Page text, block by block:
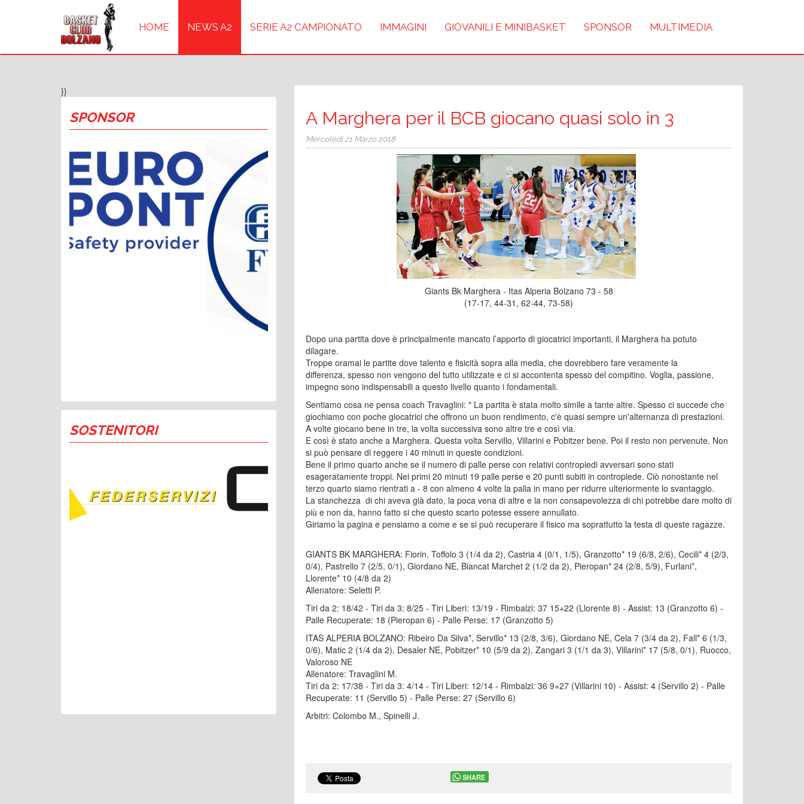
HOME NEWS A2 SERIE A2 CAMPIONATO IMMAGINI GIOVANILI E MINIBASKET SPONSOR MULTIMEDIA
}}
SPONSOR
SOSTENITORI
A Marghera per il BCB giocano quasi solo in 3
Mercoledì 21 Marzo 2018
Giants Bk Marghera - Itas Alperia Bolzano 73 - 58
(17-17, 44-31, 62-44, 73-58)
Dopo una partita dove è principalmente mancato l’apporto di giocatrici importanti, il Marghera ha potuto
dilagare.
Troppe oramai le partite dove talento e fisicità sopra alla media, che dovrebbero fare veramente la
differenza, spesso non vengono del tutto utilizzate e ci si accontenta spesso del compitino. Voglia, passione,
impegno sono indispensabili a questo livello quanto i fondamentali.
Sentiamo cosa ne pensa coach Travaglini: " La partita è stata molto simile a tante altre. Spesso ci succede che
giochiamo con poche giocatrici che offrono un buon rendimento, c'è quasi sempre un'alternanza di prestazioni.
A volte giocano bene in tre, la volta successiva sono altre tre e così via.
E così è stato anche a Marghera. Questa volta Servillo, Villarini e Pobitzer bene. Poi il resto non pervenute. Non
si può pensare di reggere i 40 minuti in queste condizioni.
Bene il primo quarto anche se il numero di palle perse con relativi contropiedi avversari sono stati
esageratamente troppi. Nei primi 20 minuti 19 palle perse e 20 punti subiti in contropiede. Ciò nonostante nel
terzo quarto siamo rientrati a - 8 con almeno 4 volte la palla in mano per ridurre ulteriormente lo svantaggio.
La stanchezza di chi aveva già dato, la poca vena di altre e la non consapevolezza di chi potrebbe dare molto di
più e non da, hanno fatto si che questo scarto potesse essere annullato.
Giriamo la pagina e pensiamo a come e se si può recuperare il fisico ma soprattutto la testa di queste ragazze.
GIANTS BK MARGHERA: Fiorin, Toffolo 3 (1/4 da 2), Castria 4 (0/1, 1/5), Granzotto* 19 (6/8, 2/6), Cecili* 4 (2/3,
0/4), Pastrello 7 (2/5, 0/1), Giordano NE, Biancat Marchet 2 (1/2 da 2), Pieropan* 24 (2/8, 5/9), Furlani*,
Llorente* 10 (4/8 da 2)
Allenatore: Seletti P.
Tiri da 2: 18/42 - Tiri da 3: 8/25 - Tiri Liberi: 13/19 - Rimbalzi: 37 15+22 (Llorente 8) - Assist: 13 (Granzotto 6) -
Palle Recuperate: 18 (Pieropan 6) - Palle Perse: 17 (Granzotto 5)
ITAS ALPERIA BOLZANO: Ribeiro Da Silva*, Servillo* 13 (2/8, 3/6), Giordano NE, Cela 7 (3/4 da 2), Fall* 6 (1/3,
0/6), Matic 2 (1/4 da 2), Desaler NE, Pobitzer* 10 (5/9 da 2), Zangari 3 (1/1 da 3), Villarini* 17 (5/8, 0/1), Ruocco,
Valoroso NE
Allenatore: Travaglini M.
Tiri da 2: 17/38 - Tiri da 3: 4/14 - Tiri Liberi: 12/14 - Rimbalzi: 36 9+27 (Villarini 10) - Assist: 4 (Servillo 2) - Palle
Recuperate: 11 (Servillo 5) - Palle Perse: 27 (Servillo 6)
Arbitri: Colombo M., Spinelli J.
SHARE